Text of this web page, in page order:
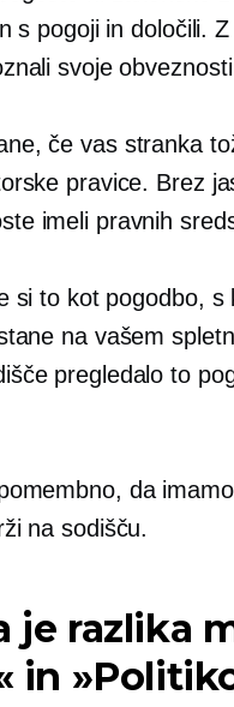
s pogoji in določili.
svoje
če vas stranka
pravice. Brez
imeli pravnih
si to kot pogodbo,
na vašem
pregledalo to
da
na sodišču.
je razlika
in